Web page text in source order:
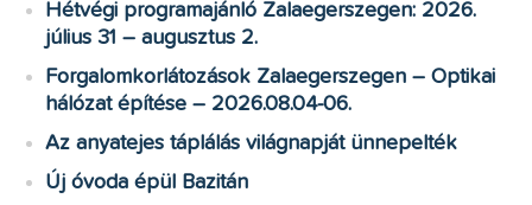
Hétvégi programajánló Zalaegerszegen: 2026.
július 31 – augusztus 2.
Forgalomkorlátozások Zalaegerszegen – Optikai
hálózat építése – 2026.08.04-06.
Az anyatejes táplálás világnapját ünnepelték
Új óvoda épül Bazitán